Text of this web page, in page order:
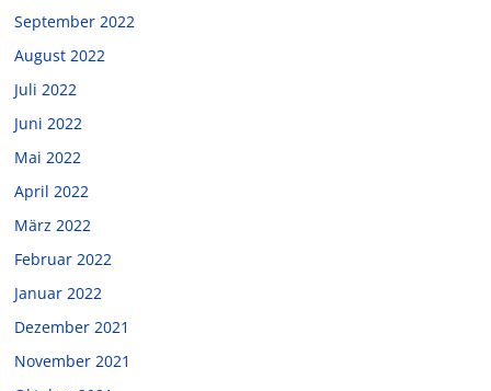
September 2022
August 2022
Juli 2022
Juni 2022
Mai 2022
April 2022
März 2022
Februar 2022
Januar 2022
Dezember 2021
November 2021